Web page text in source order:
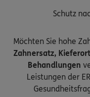
Schutz
Möchten Sie hohe
Zahnersatz,
Behandlungen
Leistungen der